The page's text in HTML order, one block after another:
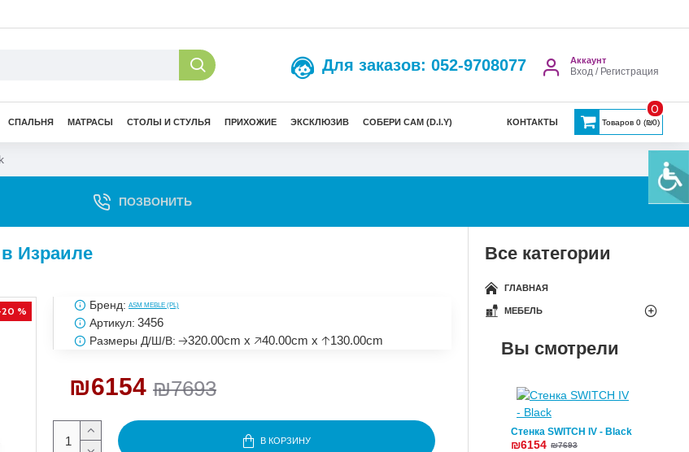
Для заказов: 052-9708077 Аккаунт
Вход / Регистрация
СПАЛЬНЯ МАТРАСЫ СТОЛЫ И СТУЛЬЯ ПРИХОЖИЕ ЭКСКЛЮЗИВ СОБЕРИ САМ (D.I.Y) КОНТАКТЫ Товаров 0 (₪0)
0
ПОЗВОНИТЬ
в Израиле
%
₪7693
₪6154
Бренд: ASM MEBLE (PL)
Артикул: 3456
Размеры Д/Ш/В: 🡢320.00cm x 🡥40.00cm x 🡡130.00cm
В КОРЗИНУ
Все категории
ГЛАВНАЯ
МЕБЕЛЬ
Вы смотрели
Стенка SWITCH IV - Black
₪6154 ₪7693